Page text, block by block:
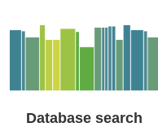
Database search